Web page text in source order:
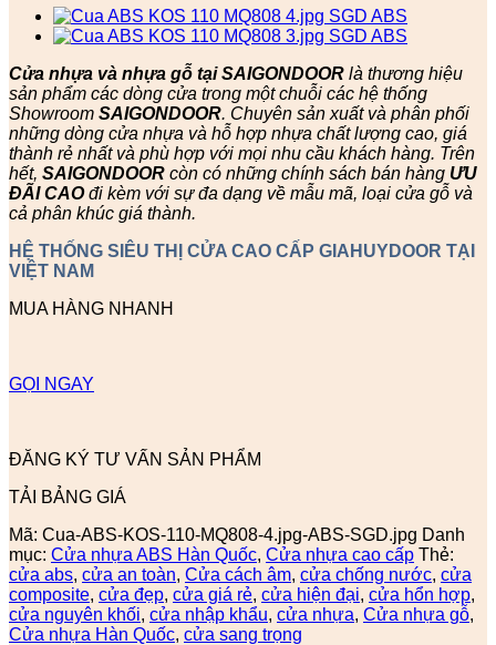
Cửa nhựa và nhựa gỗ tại SAIGONDOOR là thương hiệu
sản phẩm các dòng cửa trong một chuỗi các hệ thống
Showroom SAIGONDOOR. Chuyên sản xuất và phân phối
những dòng cửa nhựa và hỗ hợp nhựa chất lượng cao, giá
thành rẻ nhất và phù hợp với mọi nhu cầu khách hàng. Trên
hết, SAIGONDOOR còn có những chính sách bán hàng ƯU
ĐÃI CAOđi kèm với sự đa dạng về mẫu mã, loại cửa gỗ và
cả phân khúc giá thành.
HỆ THỐNG SIÊU THỊ CỬA CAO CẤP GIAHUYDOOR TẠI
VIỆT NAM
MUA HÀNG NHANH
GỌI NGAY
ĐĂNG KÝ TƯ VẤN SẢN PHẨM
TẢI BẢNG GIÁ
Mã: Cua-ABS-KOS-110-MQ808-4.jpg-ABS-SGD.jpg Danh
mục: Cửa nhựa ABS Hàn Quốc, Cửa nhựa cao cấp Thẻ:
cửa abs, cửa an toàn, Cửa cách âm, cửa chống nước, cửa
composite, cửa đẹp, cửa giá rẻ, cửa hiện đại, cửa hổn hợp,
cửa nguyên khối, cửa nhập khẩu, cửa nhựa, Cửa nhựa gỗ,
Cửa nhựa Hàn Quốc, cửa sang trọng